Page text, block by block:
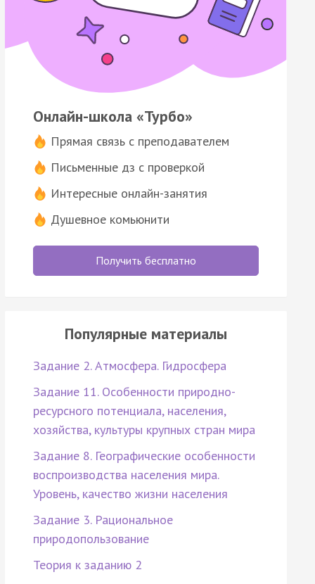
Онлайн-школа «Турбо»
Прямая связь с преподавателем
Письменные дз с проверкой
Интересные онлайн-занятия
Душевное комьюнити
Получить бесплатно
Популярные материалы
Задание 2. Атмосфера. Гидросфера
Задание 11. Особенности природно-
ресурсного потенциала, населения,
хозяйства, культуры крупных стран мира
Задание 8. Географические особенности
воспроизводства населения мира.
Уровень, качество жизни населения
Задание 3. Рациональное
природопользование
Теория к заданию 2